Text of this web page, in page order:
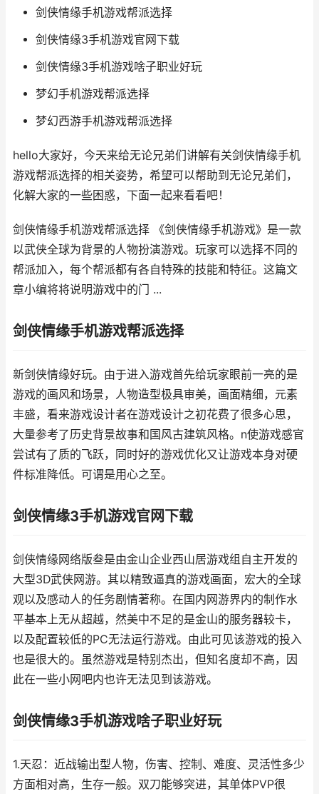
剑侠情缘手机游戏帮派选择
剑侠情缘3手机游戏官网下载
剑侠情缘3手机游戏啥子职业好玩
梦幻手机游戏帮派选择
梦幻西游手机游戏帮派选择
hello大家好，今天来给无论兄弟们讲解有关剑侠情缘手机
游戏帮派选择的相关姿势，希望可以帮助到无论兄弟们，
化解大家的一些困惑，下面一起来看看吧！
剑侠情缘手机游戏帮派选择 《剑侠情缘手机游戏》是一款
以武侠全球为背景的人物扮演游戏。玩家可以选择不同的
帮派加入，每个帮派都有各自特殊的技能和特征。这篇文
章小编将将说明游戏中的门 ...
剑侠情缘手机游戏帮派选择
新剑侠情缘好玩。由于进入游戏首先给玩家眼前一亮的是
游戏的画风和场景，人物造型极具审美，画面精细，元素
丰盛，看来游戏设计者在游戏设计之初花费了很多心思，
大量参考了历史背景故事和国风古建筑风格。n使游戏感官
尝试有了质的飞跃，同时好的游戏优化又让游戏本身对硬
件标准降低。可谓是用心之至。
剑侠情缘3手机游戏官网下载
剑侠情缘网络版叁是由金山企业西山居游戏组自主开发的
大型3D武侠网游。其以精致逼真的游戏画面，宏大的全球
观以及感动人的任务剧情著称。在国内网游界内的制作水
平基本上无从超越，然美中不足的是金山的服务器较卡，
以及配置较低的PC无法运行游戏。由此可见该游戏的投入
也是很大的。虽然游戏是特别杰出，但知名度却不高，因
此在一些小网吧内也许无法见到该游戏。
剑侠情缘3手机游戏啥子职业好玩
1.天忍：近战输出型人物，伤害、控制、难度、灵活性多少
方面相对高，生存一般。双刀能够突进，其单体PVP很